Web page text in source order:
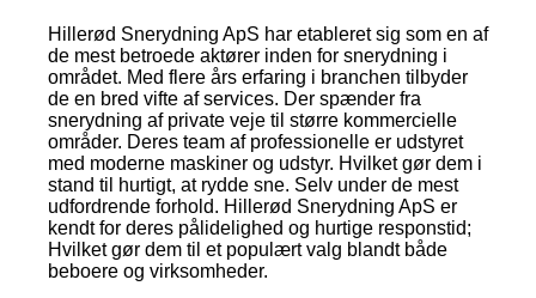
Hillerød Snerydning ApS har etableret sig som en af
de mest betroede aktører inden for snerydning i
området. Med flere års erfaring i branchen tilbyder
de en bred vifte af services. Der spænder fra
snerydning af private veje til større kommercielle
områder. Deres team af professionelle er udstyret
med moderne maskiner og udstyr. Hvilket gør dem i
stand til hurtigt, at rydde sne. Selv under de mest
udfordrende forhold. Hillerød Snerydning ApS er
kendt for deres pålidelighed og hurtige responstid;
Hvilket gør dem til et populært valg blandt både
beboere og virksomheder.